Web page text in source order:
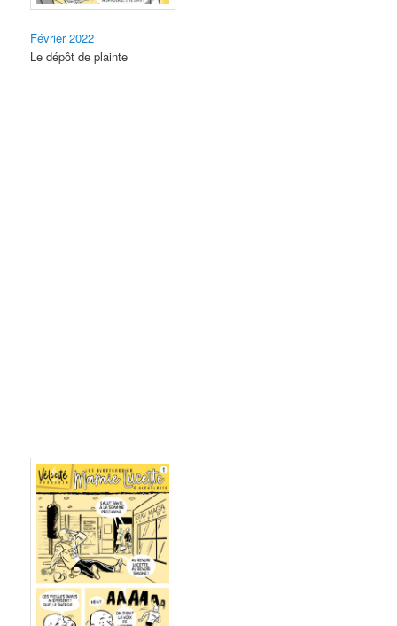
Février 2022
Le dépôt de plainte